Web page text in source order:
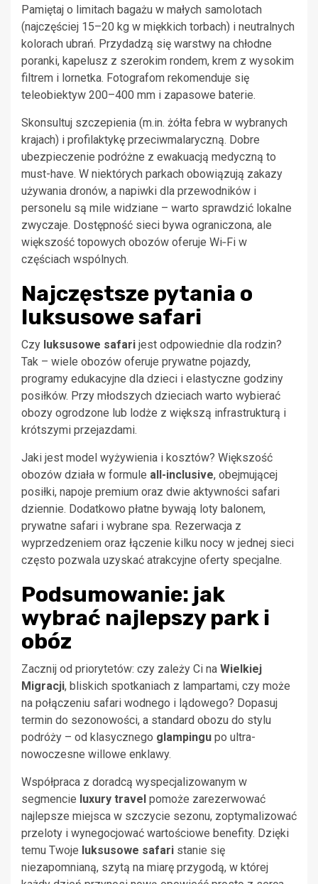
Pamiętaj o limitach bagażu w małych samolotach
(najczęściej 15–20 kg w miękkich torbach) i neutralnych
kolorach ubrań. Przydadzą się warstwy na chłodne
poranki, kapelusz z szerokim rondem, krem z wysokim
filtrem i lornetka. Fotografom rekomenduje się
teleobiektyw 200–400 mm i zapasowe baterie.
Skonsultuj szczepienia (m.in. żółta febra w wybranych
krajach) i profilaktykę przeciwmalaryczną. Dobre
ubezpieczenie podróżne z ewakuacją medyczną to
must-have. W niektórych parkach obowiązują zakazy
używania dronów, a napiwki dla przewodników i
personelu są mile widziane – warto sprawdzić lokalne
zwyczaje. Dostępność sieci bywa ograniczona, ale
większość topowych obozów oferuje Wi‑Fi w
częściach wspólnych.
Najczęstsze pytania o
luksusowe safari
Czy luksusowe safari jest odpowiednie dla rodzin?
Tak – wiele obozów oferuje prywatne pojazdy,
programy edukacyjne dla dzieci i elastyczne godziny
posiłków. Przy młodszych dzieciach warto wybierać
obozy ogrodzone lub lodże z większą infrastrukturą i
krótszymi przejazdami.
Jaki jest model wyżywienia i kosztów? Większość
obozów działa w formule all-inclusive, obejmującej
posiłki, napoje premium oraz dwie aktywności safari
dziennie. Dodatkowo płatne bywają loty balonem,
prywatne safari i wybrane spa. Rezerwacja z
wyprzedzeniem oraz łączenie kilku nocy w jednej sieci
często pozwala uzyskać atrakcyjne oferty specjalne.
Podsumowanie: jak
wybrać najlepszy park i
obóz
Zacznij od priorytetów: czy zależy Ci na Wielkiej
Migracji, bliskich spotkaniach z lampartami, czy może
na połączeniu safari wodnego i lądowego? Dopasuj
termin do sezonowości, a standard obozu do stylu
podróży – od klasycznego glampingu po ultra-
nowoczesne willowe enklawy.
Współpraca z doradcą wyspecjalizowanym w
segmencie luxury travel pomoże zarezerwować
najlepsze miejsca w szczycie sezonu, zoptymalizować
przeloty i wynegocjować wartościowe benefity. Dzięki
temu Twoje luksusowe safari stanie się
niezapomnianą, szytą na miarę przygodą, w której